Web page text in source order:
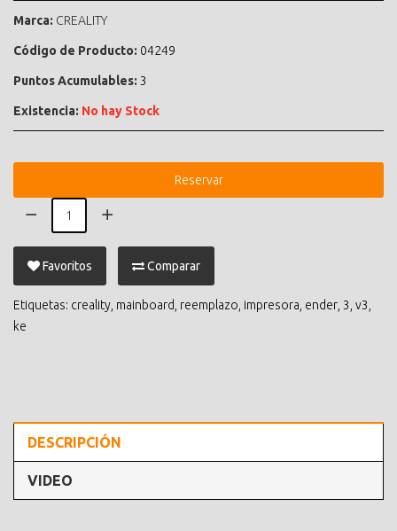
Marca: CREALITY
Código de Producto: 04249
Puntos Acumulables: 3
Existencia: No hay Stock
Reservar
Favoritos Comparar
Etiquetas: creality mainboard reemplazo impresora ender 3 v3
ke
DESCRIPCIÓN
VIDEO